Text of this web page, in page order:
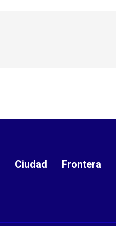
Ciudad Frontera